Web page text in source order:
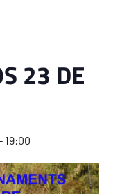
23 DE
19:00